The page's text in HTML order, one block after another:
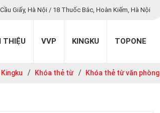
Giấy, Hà Nội / 18 Thuốc Bắc, Hoàn Kiếm, Hà Nội
THIỆU VVP KINGKU TOPONE
Kingku Khóa thẻ từ Khóa thẻ từ văn phòng